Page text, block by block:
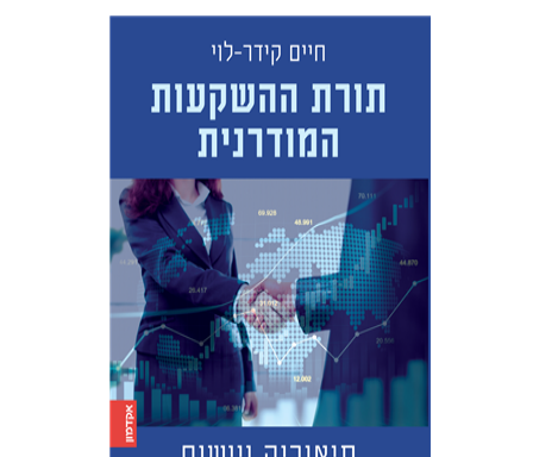
חיים קידר-לוי
הנחת אתר ספר מודפס
$50
$45